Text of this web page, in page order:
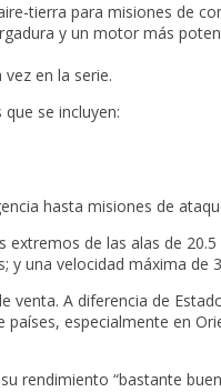
tierra para misiones de
y un motor más
en la serie.
se incluyen:
hasta misiones de
de las alas de
y una velocidad máxima de
venta. A diferencia de
especialmente en
rendimiento “bastante